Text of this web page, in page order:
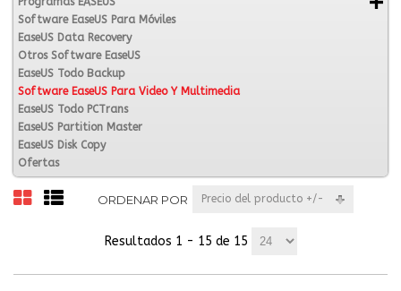
Software EaseUS Para Móviles
EaseUS Data Recovery
Otros Software EaseUS
EaseUS Todo Backup
Software EaseUS Para Video Y Multimedia
EaseUS Todo PCTrans
EaseUS Partition Master
EaseUS Disk Copy
Ofertas
ORDENAR POR Precio del producto +/-
Resultados 1 - 15 de 15